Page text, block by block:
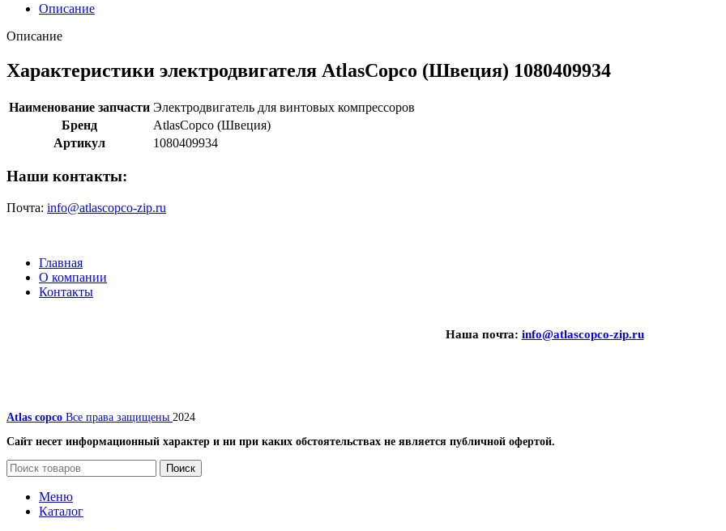
Описание
Описание
Характеристики электродвигателя AtlasCopco (Швеция) 1080409934
Наименование запчасти Электродвигатель для винтовых компрессоров
Бренд
AtlasCopco (Швеция)
Артикул
1080409934
Наши контакты:
Почта: info@atlascopco-zip.ru
Главная
О компании
Контакты
Наша почта: info@atlascopco-zip.ru
Atlas copco Все права защищены 2024
Сайт несет информационный характер и ни при каких обстоятельствах не является публичной офертой.
Поиск
Меню
Каталог